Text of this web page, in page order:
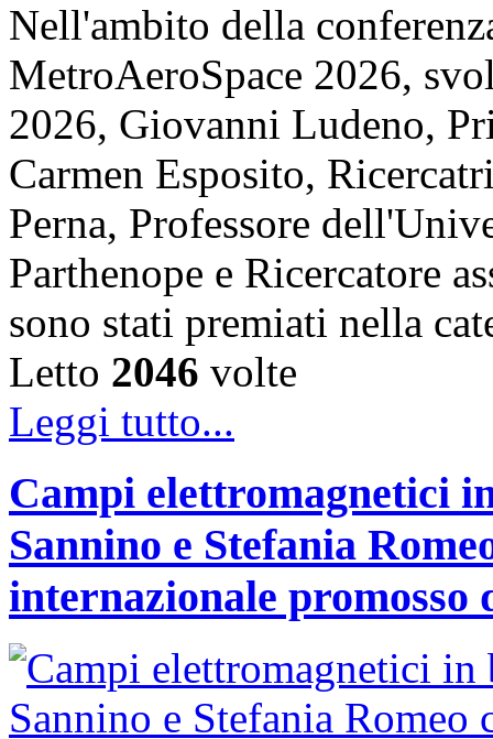
Nell'ambito della
MetroAeroSpace 2026,
2026, Giovanni Ludeno,
Carmen Esposito,
Perna, Professore
Parthenope e Ricercatore
sono stati premiati nella
Letto 2046 volte
Leggi tutto...
Campi elettromagnetici
Sannino e Stefania
internazionale promosso